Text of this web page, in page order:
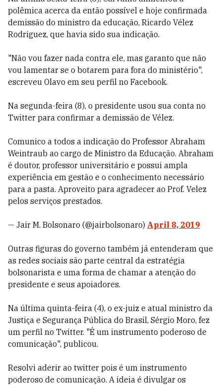
polêmica acerca da então possível e hoje confirmada
demissão do ministro da educação, Ricardo Vélez
Rodriguez, que havia sido sua indicação.
"Não vou fazer nada contra ele, mas garanto que não
vou lamentar se o botarem para fora do ministério",
escreveu Olavo em seu perfil no Facebook.
Na segunda-feira (8), o presidente usou sua conta no
Twitter para confirmar a demissão de Vélez.
Comunico a todos a indicação do Professor Abraham
Weintraub ao cargo de Ministro da Educação. Abraham
é doutor, professor universitário e possui ampla
experiência em gestão e o conhecimento necessário
para a pasta. Aproveito para agradecer ao Prof. Velez
pelos serviços prestados.
— Jair M. Bolsonaro (@jairbolsonaro) April 8, 2019
Outras figuras do governo também já entenderam que
as redes sociais são parte central da estratégia
bolsonarista e uma forma de chamar a atenção do
presidente e seus apoiadores.
Na última quinta-feira (4), o ex-juiz e atual ministro da
Justiça e Segurança Pública do Brasil, Sérgio Moro, fez
um perfil no Twitter. "É um instrumento poderoso de
comunicação", publicou.
Resolvi aderir ao twitter pois é um instrumento
poderoso de comunicação. A ideia é divulgar os